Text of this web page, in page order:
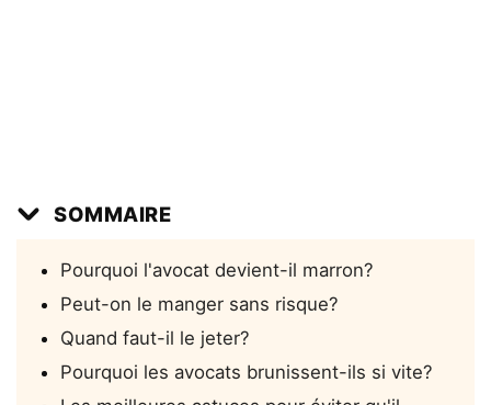
SOMMAIRE
Pourquoi l'avocat devient-il marron?
Peut-on le manger sans risque?
Quand faut-il le jeter?
Pourquoi les avocats brunissent-ils si vite?